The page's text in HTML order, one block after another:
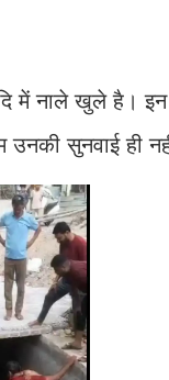
नाले खुले है। इन
सुनवाई ही